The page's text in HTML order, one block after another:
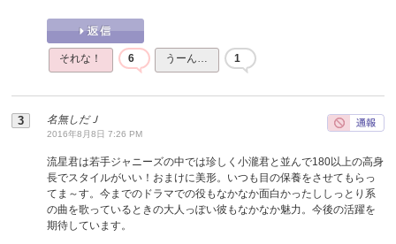
それな！ 6 うーん… 1
名無しだＪ
2016年8月8日 7:26 PM
流星君は若手ジャニーズの中では珍しく小瀧君と並んで180以上の高身
長でスタイルがいい！おまけに美形。いつも目の保養をさせてもらっ
てま～す。今までのドラマでの役もなかなか面白かったししっとり系
の曲を歌っているときの大人っぽい彼もなかなか魅力。今後の活躍を
期待しています。